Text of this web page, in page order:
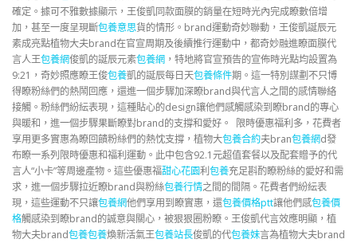
確定。據可不雅數據顯示，王俊凱同款面膜的銷量在短時光內完成瞭數倍增
加，甚至一度呈現斷包養意思貨的情形。brand運動奇妙聯動，王俊凱誕辰元
素成亮點植物大夫brand在官宣周期及後續推行運動中，都奇妙融進瞭面膜代
言人王包養網俊凱的誕辰元素包養網 ，特地將官宣預告的宣佈時光點均設置為
9:21，奇妙照應瞭王俊包養凱的誕辰每日天包養條件期。這一特別謀劃不只博
得瞭粉絲們的熱鬧回應，還進一個步驟加深瞭brand與代言人之間的感情聯絡
接觸。粉絲們紛紜表現，這種貼心的design讓他們感觸感染到瞭brand的專心
與暖和，進一個步驟果斷瞭對brand的支撐和愛好。 限時優惠福利多，花費者
享用更多實惠為瞭回饋粉絲們的熱忱支撐，植物大包養合約夫bran包養網d發
布瞭一系列限時優惠和福利運動。此中包含92.1元超值套餐以及配套贈予的代
言人“小卡”等周邊產物。這些優惠福甜心花園利包養充足斟酌瞭粉絲的愛好和需
求，進一個步驟拉近瞭brand與粉絲包養行情之間的間隔。花費者們紛紜表
現，這些運動不只讓包養網他們享用到瞭實惠，還包養價格ptt讓他們感包養價
格觸感染到瞭brand的誠意與關心，被狠狠圈粉瞭。王俊凱代言效應明顯，植
物大夫brand包養包養煥新活氣王包養站長俊凱的代包養妹言為植物大夫brand